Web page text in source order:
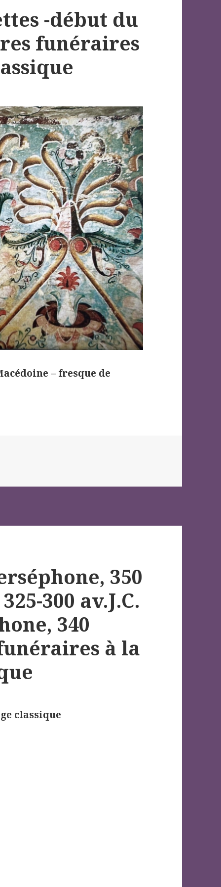
-début du
funéraires
– fresque de
350
300 av.J.C.
340
à la
classique